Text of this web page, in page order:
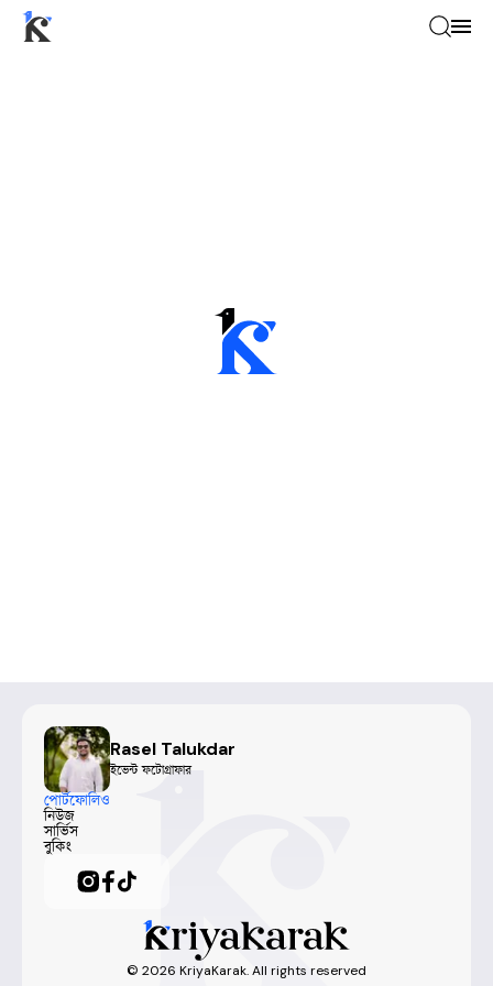
Rasel Talukdar
ইভেন্ট ফটোগ্রাফার
পোর্টফোলিও
নিউজ
সার্ভিস
বুকিং
© 2026 KriyaKarak. All rights reserved